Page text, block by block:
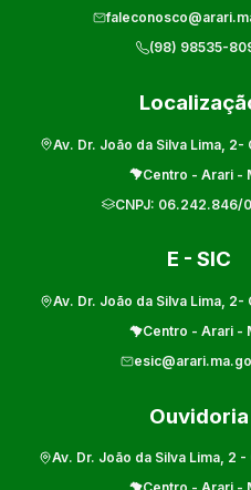
(98) 98535-
Av. Dr. João da Silva Lima, 2-
Centro - Arari -
CNPJ: 06.242.846/
E - SIC
Av. Dr. João da Silva Lima, 2-
Centro - Arari -
Ouvidoria
Av. Dr. João da Silva Lima, 2 -